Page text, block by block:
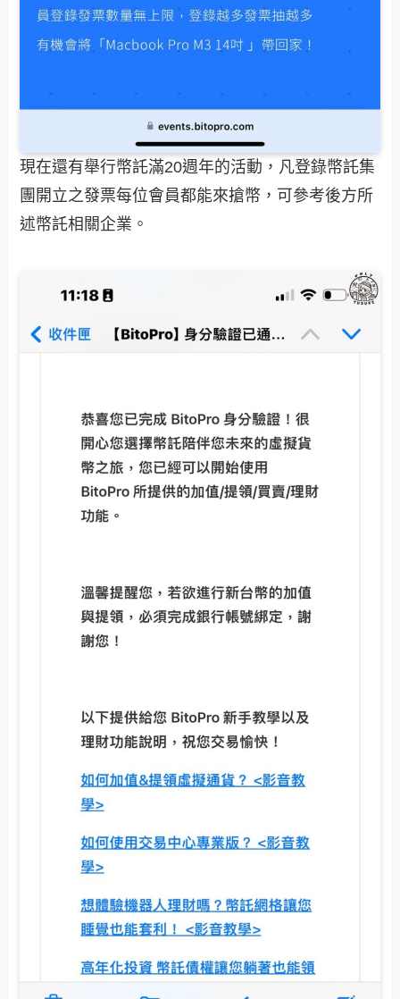
現在還有舉行幣託滿20週年的活動，凡登錄幣託集
團開立之發票每位會員都能來搶幣，可參考後方所
述幣託相關企業。